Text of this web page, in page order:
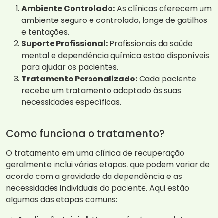
Ambiente Controlado:As clínicas oferecem um
ambiente seguro e controlado, longe de gatilhos
e tentações.
Suporte Profissional: Profissionais da saúde
mental e dependência química estão disponíveis
para ajudar os pacientes.
Tratamento Personalizado:Cada paciente
recebe um tratamento adaptado às suas
necessidades específicas.
Como funciona o tratamento?
O tratamento em uma clínica de recuperação
geralmente inclui várias etapas, que podem variar de
acordo com a gravidade da dependência e as
necessidades individuais do paciente. Aqui estão
algumas das etapas comuns: